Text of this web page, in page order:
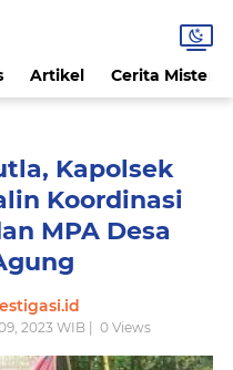
Artikel Cerita Misteri
Kapolsek
Koordinasi
MPA Desa
2023 WIB | 0Views